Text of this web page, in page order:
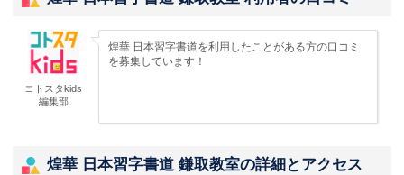
コトスタkids
編集部
煌華 日本習字書道を利用したことがある方の口コミ
を募集しています！
煌華 日本習字書道 鎌取教室の詳細とアクセス